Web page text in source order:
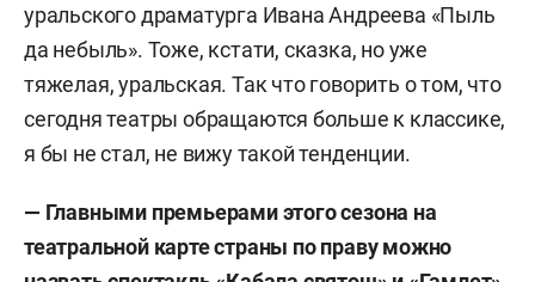
уральского драматурга Ивана Андреева «Пыль
да небыль». Тоже, кстати, сказка, но уже
тяжелая, уральская. Так что говорить о том, что
сегодня театры обращаются больше к классике,
я бы не стал, не вижу такой тенденции.
— Главными премьерами этого сезона на
театральной карте страны по праву можно